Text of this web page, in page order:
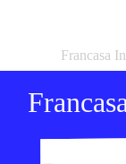
Francasa